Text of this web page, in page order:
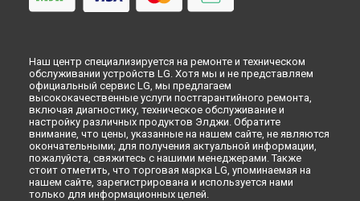
Наш центр специализируется на ремонте и техническом
обслуживании устройств LG. Хотя мы и не представляем
официальный сервис LG, мы предлагаем
высококачественные услуги постгарантийного ремонта,
включая диагностику, техническое обслуживание и
настройку различных продуктов Элджи. Обратите
внимание, что цены, указанные на нашем сайте, не являются
окончательными; для получения актуальной информации,
пожалуйста, свяжитесь с нашими менеджерами. Также
стоит отметить, что торговая марка LG, упоминаемая на
нашем сайте, зарегистрирована и используется нами
только для информационных целей.